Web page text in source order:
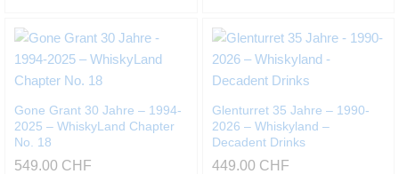
Gone Grant 30 Jahre – 1994-
2025 – WhiskyLand Chapter
No. 18
549.00 CHF
Glenturret 35 Jahre – 1990-
2026 – Whiskyland –
Decadent Drinks
449.00 CHF